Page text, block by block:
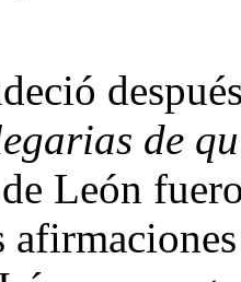
de
León